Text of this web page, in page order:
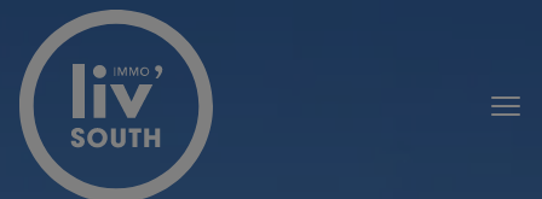
Passer le menu et aller au contenu